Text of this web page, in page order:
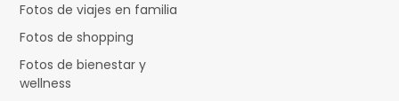
Fotos de viajes en familia
Fotos de shopping
Fotos de bienestar y
wellness